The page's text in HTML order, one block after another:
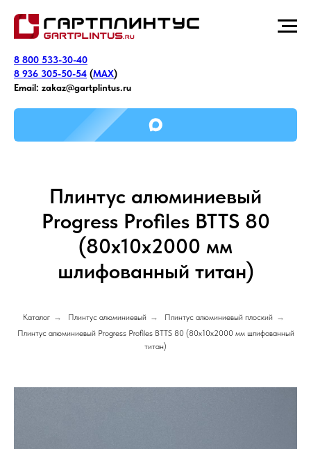
8 800 533-30-40
8 936 305-50-54 (MAX)
Email: zakaz@gartplintus.ru
Плинтус алюминиевый
Progress Profiles BTTS 80
(80х10х2000 мм
шлифованный титан)
Каталог → Плинтус алюминиевый → Плинтус алюминиевый плоский →
Плинтус алюминиевый Progress Profiles BTTS 80 (80х10х2000 мм шлифованный
титан)